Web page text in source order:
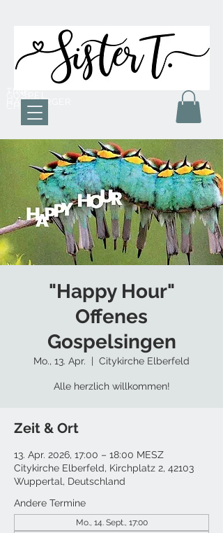
HAMBURGER
CHOR
"Happy Hour"
Offenes
Gospelsingen
Mo., 13. Apr. Citykirche Elberfeld
Alle herzlich willkommen!
Zeit & Ort
13. Apr. 2026, 17:00 – 18:00 MESZ
Citykirche Elberfeld, Kirchplatz 2, 42103
Wuppertal, Deutschland
Andere Termine
Mo., 14. Sept., 17:00